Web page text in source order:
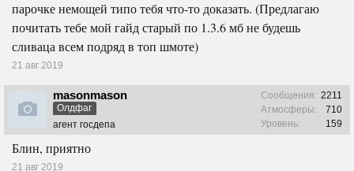
парочке немощей типо тебя что-то доказать. (Предлагаю
почитать тебе мой гайд старый по 1.3.6 мб не будешь
сливаца всем подряд в топ шмоте)
21 авг 2019
masonmason
Олдфаг
агент госдепа
Сообщения: 2211
Атмосферы:
710
Уровень:
159
Блин, приятно
21 авг 2019